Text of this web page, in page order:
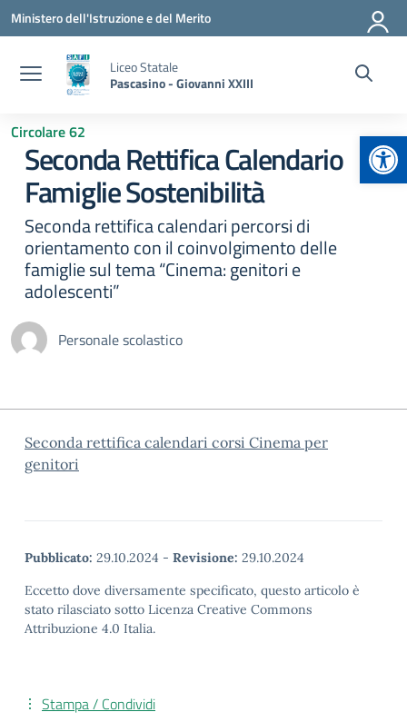
Vai ai contenuti
Vai al menu di navigazione
Vai al footer
Ministero dell'Istruzione e del Merito
Liceo Statale
Pascasino - Giovanni XXIII
Circolare 62
Seconda Rettifica Calendario
Famiglie Sostenibilità
Seconda rettifica calendari percorsi di
orientamento con il coinvolgimento delle
famiglie sul tema “Cinema: genitori e
adolescenti”
Personale scolastico
Seconda rettifica calendari corsi Cinema per
genitori
Pubblicato: 29.10.2024 - Revisione: 29.10.2024
Eccetto dove diversamente specificato, questo articolo è
stato rilasciato sotto Licenza Creative Commons
Attribuzione 4.0 Italia.
Stampa / Condividi